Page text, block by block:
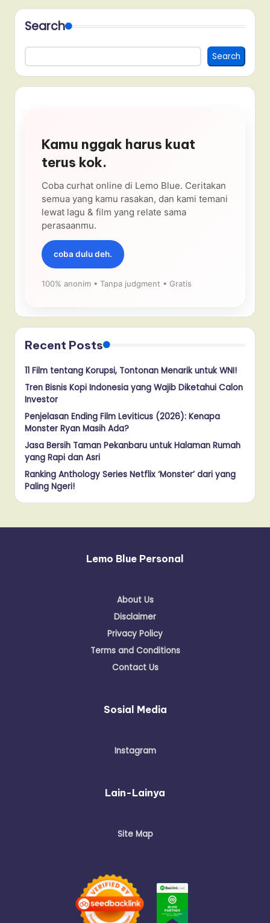
Search
Search
Kamu nggak harus kuat
terus kok.
Coba curhat online di Lemo Blue. Ceritakan
semua yang kamu rasakan, dan kami temani
lewat lagu & film yang relate sama
perasaanmu.
coba dulu deh.
100% anonim • Tanpa judgment • Gratis
Recent Posts
11 Film tentang Korupsi, Tontonan Menarik untuk WNI!
Tren Bisnis Kopi Indonesia yang Wajib Diketahui Calon
Investor
Penjelasan Ending Film Leviticus (2026): Kenapa
Monster Ryan Masih Ada?
Jasa Bersih Taman Pekanbaru untuk Halaman Rumah
yang Rapi dan Asri
Ranking Anthology Series Netflix ‘Monster’ dari yang
Paling Ngeri!
Lemo Blue Personal
About Us
Disclaimer
Privacy Policy
Terms and Conditions
Contact Us
Sosial Media
Instagram
Lain-Lainya
Site Map